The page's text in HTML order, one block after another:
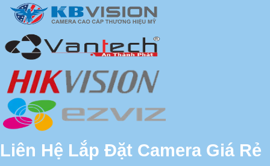
Liên Hệ Lắp Đặt Camera Giá Rẻ